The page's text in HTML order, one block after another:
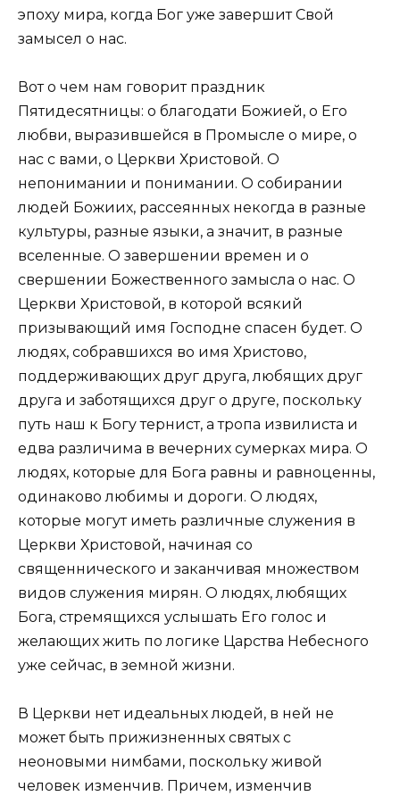
эпоху мира, когда Бог уже завершит Свой
замысел о нас.
Вот о чем нам говорит праздник
Пятидесятницы: о благодати Божией, о Его
любви, выразившейся в Промысле о мире, о
нас с вами, о Церкви Христовой. О
непонимании и понимании. О собирании
людей Божиих, рассеянных некогда в разные
культуры, разные языки, а значит, в разные
вселенные. О завершении времен и о
свершении Божественного замысла о нас. О
Церкви Христовой, в которой всякий
призывающий имя Господне спасен будет. О
людях, собравшихся во имя Христово,
поддерживающих друг друга, любящих друг
друга и заботящихся друг о друге, поскольку
путь наш к Богу тернист, а тропа извилиста и
едва различима в вечерних сумерках мира. О
людях, которые для Бога равны и равноценны,
одинаково любимы и дороги. О людях,
которые могут иметь различные служения в
Церкви Христовой, начиная со
священнического и заканчивая множеством
видов служения мирян. О людях, любящих
Бога, стремящихся услышать Его голос и
желающих жить по логике Царства Небесного
уже сейчас, в земной жизни.
В Церкви нет идеальных людей, в ней не
может быть прижизненных святых с
неоновыми нимбами, поскольку живой
человек изменчив. Причем, изменчив